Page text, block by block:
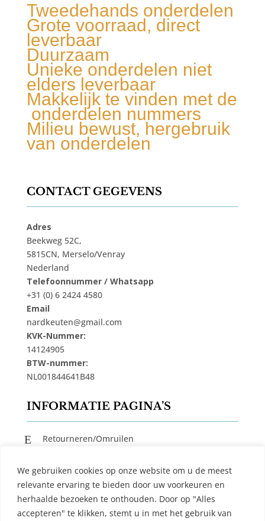
We gebruiken cookies op onze website om u de meest
relevante ervaring te bieden door uw voorkeuren en
herhaalde bezoeken te onthouden. Door op "Alles
accepteren" te klikken, stemt u in met het gebruik van
Tweedehands onderdelen
Grote voorraad, direct
leverbaar
Duurzaam
Unieke onderdelen niet
elders leverbaar
Makkelijk te vinden met de
onderdelen nummers
Milieu bewust, hergebruik
van onderdelen
CONTACT GEGEVENS
Adres
Beekweg 52C,
5815CN, Merselo/Venray
Nederland
Telefoonnummer / Whatsapp
+31 (0) 6 2424 4580
Email
nardkeuten@gmail.com
KVK-Nummer:
14124905
BTW-nummer:
NL001844641B48
INFORMATIE PAGINA’S
E Retourneren/Omruilen
E Cookiebeleid
E Algemene Voorwaarden
E Contact